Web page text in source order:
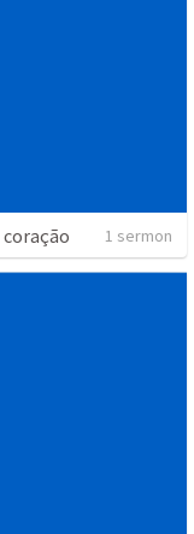
1 sermon